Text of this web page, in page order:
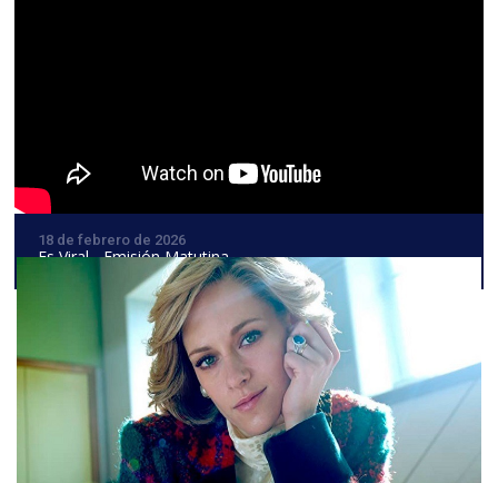
18 de febrero de 2026
Es Viral - Emisión Matutina